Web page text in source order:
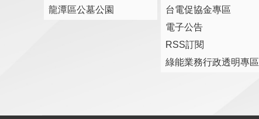
龍潭區公墓公園
台電促協金專區
電子公告
RSS訂閱
綠能業務行政透明專區